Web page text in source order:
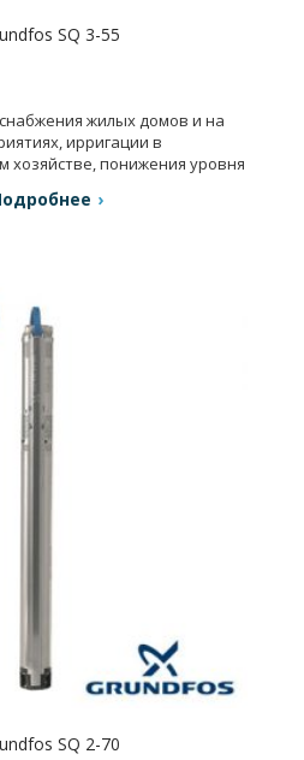
SQ 3-55
жилых домов и на
ирригации в
хозяйстве, понижения уровня
SQ 2-70